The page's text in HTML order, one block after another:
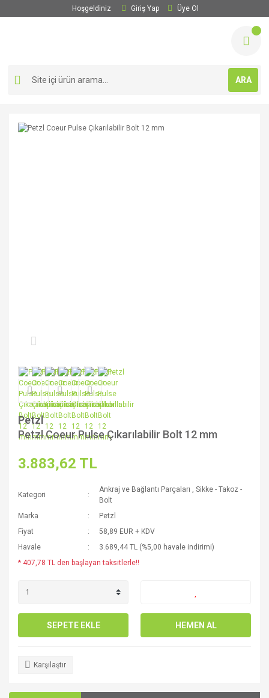
Hoşgeldiniz Giriş Yap Üye Ol
ARA
Petzl
Petzl Coeur Pulse Çıkarılabilir Bolt 12 mm
3.883,62 TL
Kategori
Ankraj ve Bağlantı Parçaları ,Sikke - Takoz -
Bolt
Marka
Petzl
Fiyat
58,89 EUR + KDV
Havale
3.689,44 TL (%5,00 havale indirimi)
* 407,78 TL den başlayan taksitlerle!!
SEPETE EKLE HEMEN AL
Karşılaştır